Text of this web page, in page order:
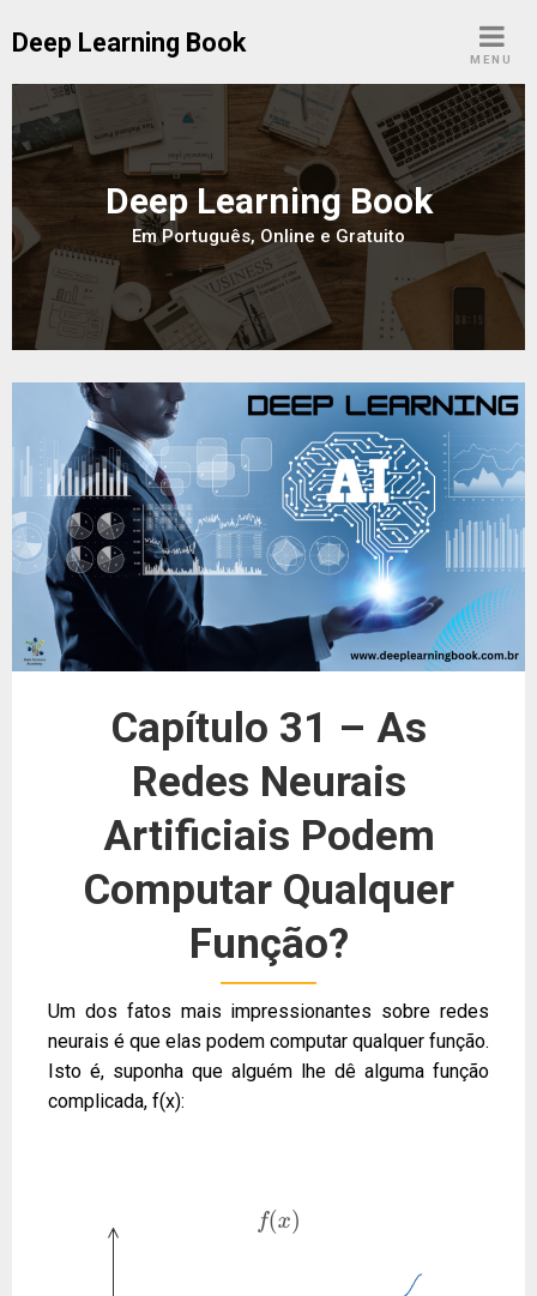
Deep Learning Book
MENU
Deep Learning Book
Em Português, Online e Gratuito
Capítulo 31 – As
Redes Neurais
Artificiais Podem
Computar Qualquer
Função?
Um dos fatos mais impressionantes sobre redes
neurais é que elas podem computar qualquer função.
Isto é, suponha que alguém lhe dê alguma função
complicada, f(x):